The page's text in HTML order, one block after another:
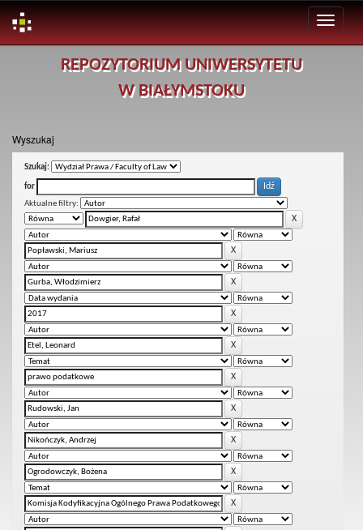
REPOZYTORIUM UNIWERSYTETU
W BIAŁYMSTOKU
Wyszukaj
Szukaj:
for
Aktualne filtry: